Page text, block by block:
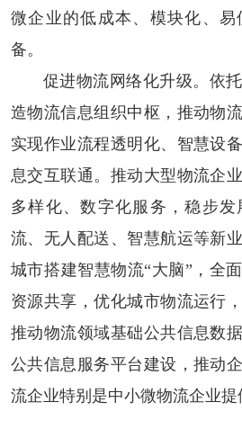
微企业的低成本、模块化、
备。
促进物流网络化升级。 依
造物流信息组织中枢，推动物
实现作业流程透明化、智慧设
息交互联通。推动大型物流企
多样化、数字化服务，稳步
流、无人配送、智慧航运等新
城市搭建智慧物流“大脑”，全
资源共享，优化城市物流运行
推动物流领域基础公共信息数
公共信息服务平台建设，推动
流企业特别是中小微物流企业提